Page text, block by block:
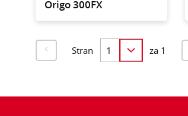
Origo 300FX
Stran za 1